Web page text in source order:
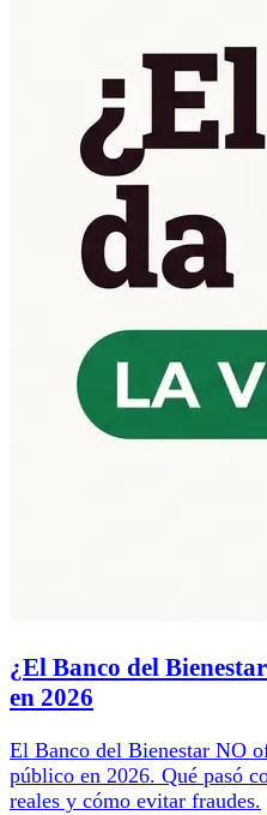
¿El Banco del
en 2026
El Banco del Bienestar NO
público en 2026. Qué pasó
reales y cómo evitar fraudes.